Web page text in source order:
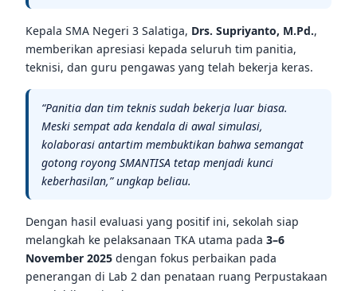
Kepala SMA Negeri 3 Salatiga, Drs. Supriyanto, M.Pd.,
memberikan apresiasi kepada seluruh tim panitia,
teknisi, dan guru pengawas yang telah bekerja keras.
“Panitia dan tim teknis sudah bekerja luar biasa.
Meski sempat ada kendala di awal simulasi,
kolaborasi antartim membuktikan bahwa semangat
gotong royong SMANTISA tetap menjadi kunci
keberhasilan,” ungkap beliau.
Dengan hasil evaluasi yang positif ini, sekolah siap
melangkah ke pelaksanaan TKA utama pada 3–6
November 2025 dengan fokus perbaikan pada
penerangan di Lab 2 dan penataan ruang Perpustakaan